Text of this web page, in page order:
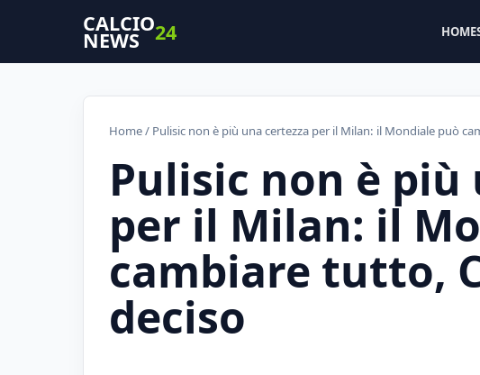
CALCIO
NEWS 24 HOME
Home/ Pulisic non è più una certezza per il Milan: il Mondiale può
Pulisic non è più
per il Milan: il
cambiare tutto,
deciso